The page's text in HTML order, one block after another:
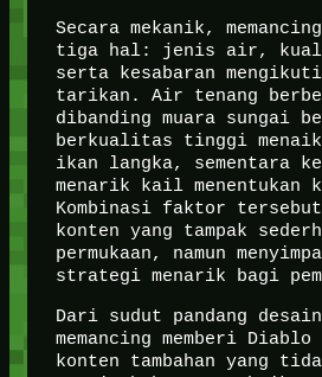
Secara mekanik,
tiga hal: jenis air,
serta kesabaran
tarikan. Air tenang
dibanding muara sungai
berkualitas tinggi
ikan langka, sementara
menarik kail menentukan
Kombinasi faktor tersebut
konten yang tampak
permukaan, namun
strategi menarik bagi
Dari sudut pandang
memancing memberi
konten tambahan yang